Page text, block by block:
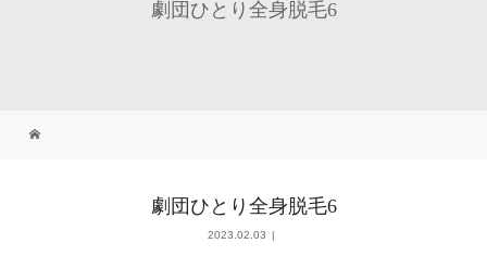
劇団ひとり全身脱毛6
劇団ひとり全身脱毛6
2023.02.03